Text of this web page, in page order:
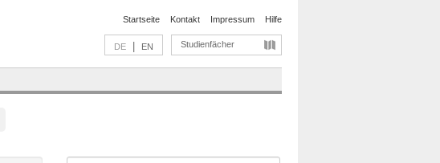
Startseite Kontakt Impressum Hilfe
DE EN Studienfächer